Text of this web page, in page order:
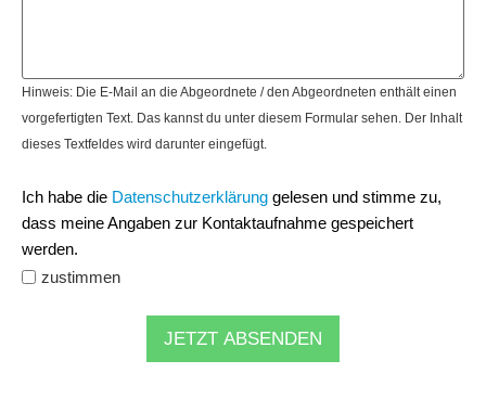
Hinweis: Die E-Mail an die Abgeordnete / den Abgeordneten enthält einen
vorgefertigten Text. Das kannst du unter diesem Formular sehen. Der Inhalt
dieses Textfeldes wird darunter eingefügt.
Ich habe die Datenschutzerklärung gelesen und stimme zu,
dass meine Angaben zur Kontaktaufnahme gespeichert
werden.
zustimmen
JETZT ABSENDEN